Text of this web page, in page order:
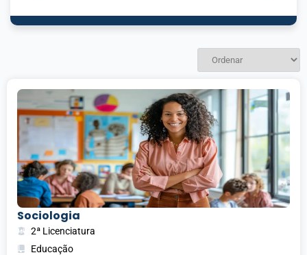
Sociologia
2ª Licenciatura
Educação